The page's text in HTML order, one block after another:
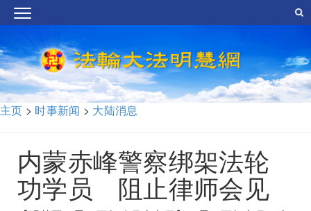
主页 > 时事新闻 > 大陆消息
内蒙赤峰警察绑架法轮
功学员 阻止律师会见